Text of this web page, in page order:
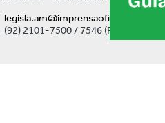
legisla.am@imprensaoficial.am.gov.br
(92) 2101-7500 / 7546 (Ramal)